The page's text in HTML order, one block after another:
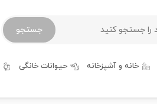
جستجو
خانه و آشپزخانه حیوانات خانگی